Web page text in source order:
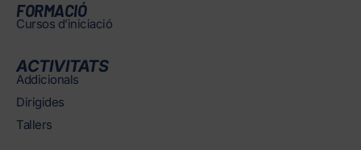
FORMACIÓ
Cursos d’iniciació
ACTIVITATS
Addicionals
Dirigides
Tallers